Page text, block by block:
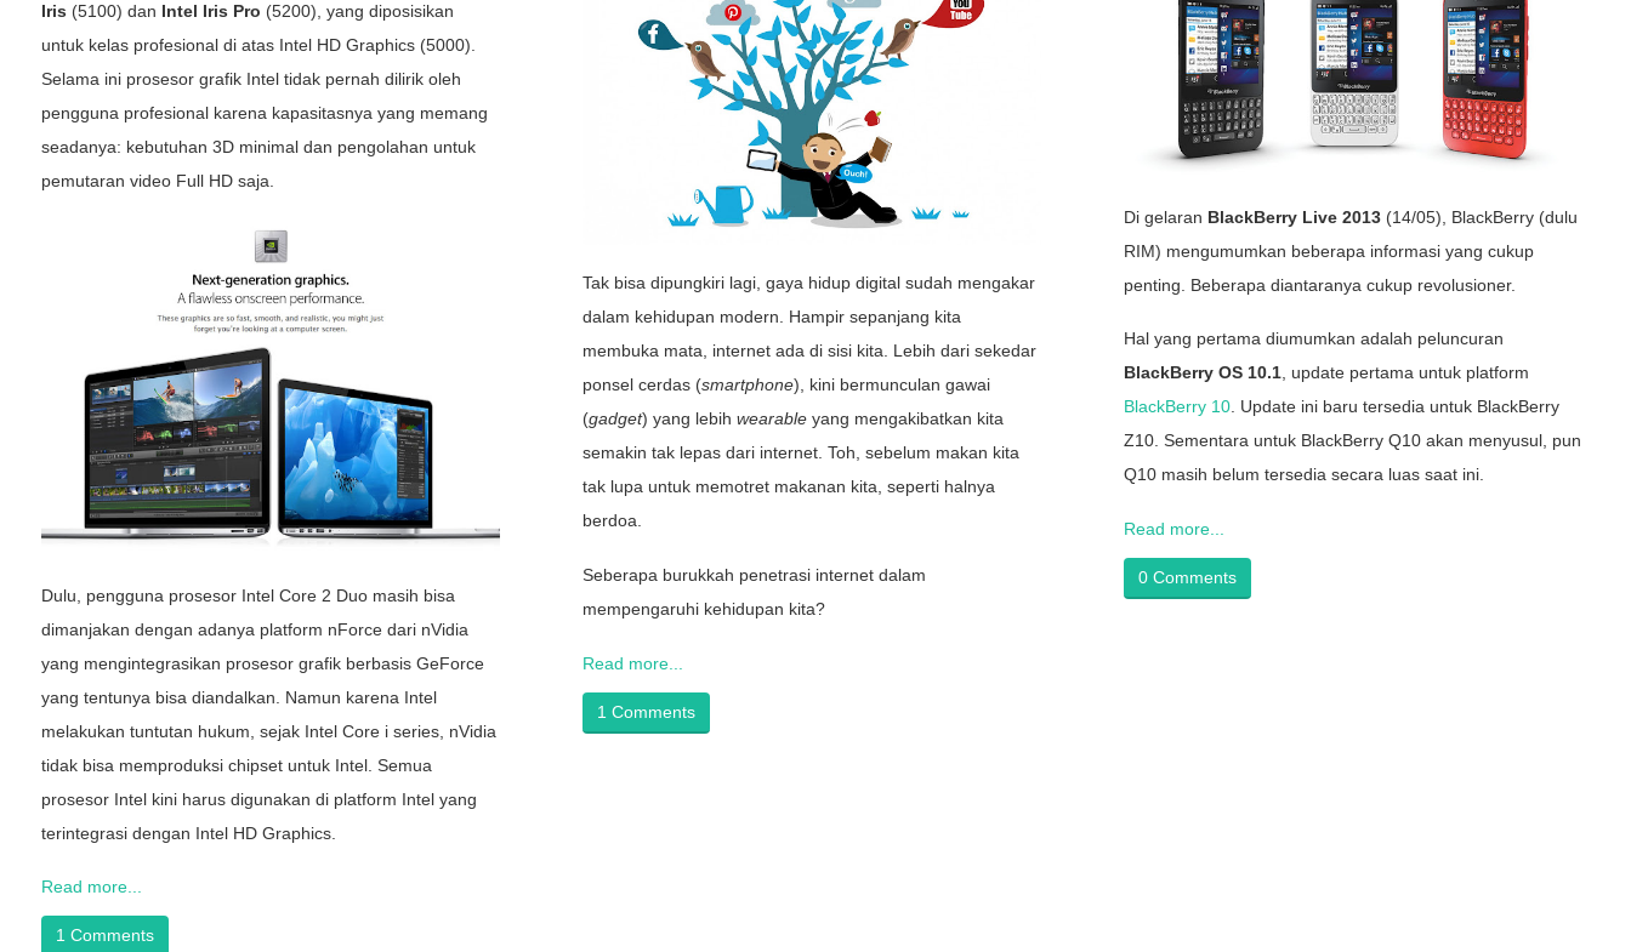
Iris (5100) dan Intel Iris Pro (5200), yang diposisikan
untuk kelas profesional di atas Intel HD Graphics (5000).
Selama ini prosesor grafik Intel tidak pernah dilirik oleh
pengguna profesional karena kapasitasnya yang memang
seadanya: kebutuhan 3D minimal dan pengolahan untuk
pemutaran video Full HD saja.
Dulu, pengguna prosesor Intel Core 2 Duo masih bisa
dimanjakan dengan adanya platform nForce dari nVidia
yang mengintegrasikan prosesor grafik berbasis GeForce
yang tentunya bisa diandalkan. Namun karena Intel
melakukan tuntutan hukum, sejak Intel Core i series, nVidia
tidak bisa memproduksi chipset untuk Intel. Semua
prosesor Intel kini harus digunakan di platform Intel yang
terintegrasi dengan Intel HD Graphics.
Read more...
1 Comments
Tak bisa dipungkiri lagi, gaya hidup digital sudah mengakar
dalam kehidupan modern. Hampir sepanjang kita
membuka mata, internet ada di sisi kita. Lebih dari sekedar
ponsel cerdas (smartphone), kini bermunculan gawai
(gadget) yang lebih wearable yang mengakibatkan kita
semakin tak lepas dari internet. Toh, sebelum makan kita
tak lupa untuk memotret makanan kita, seperti halnya
berdoa.
Seberapa burukkah penetrasi internet dalam
mempengaruhi kehidupan kita?
Read more...
1 Comments
Di gelaran BlackBerry Live 2013 (14/05), BlackBerry (dulu
RIM) mengumumkan beberapa informasi yang cukup
penting. Beberapa diantaranya cukup revolusioner.
Hal yang pertama diumumkan adalah peluncuran
BlackBerry OS 10.1, update pertama untuk platform
BlackBerry 10. Update ini baru tersedia untuk BlackBerry
Z10. Sementara untuk BlackBerry Q10 akan menyusul, pun
Q10 masih belum tersedia secara luas saat ini.
Read more...
0 Comments